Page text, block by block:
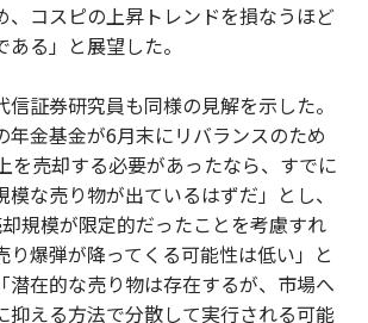
、コスピの上昇トレンドを損なうほど
る」と展望した。
証券研究員も同様の見解を示した。
年金基金が6月末にリバランスのため
を売却する必要があったなら、すでに
な売り物が出ているはずだ」とし、
却規模が限定的だったことを考慮すれ
り爆弾が降ってくる可能性は低い」と
潜在的な売り物は存在するが、市場へ
抑える方法で分散して実行される可能